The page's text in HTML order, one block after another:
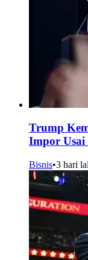
Trump
Impor
Bisnis•3 hari